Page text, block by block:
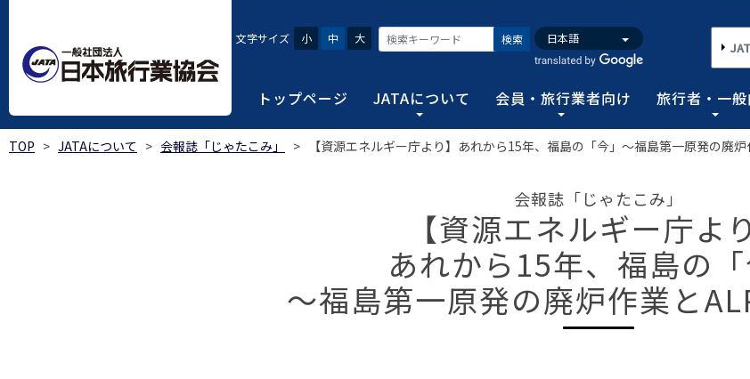
文字サイズ 小 中 大 検索
トップページ JATAについて
日本旅行業協会は、旅行需要の拡大と旅行業の健全な発展を図るとともに
り、併せて会員相互の連絡協調につとめ、旅行の促進と観光事業の発展に貢
会員に共通する利益を図る業務、社会に貢献する業務などの協会の目的を達
日本旅行業協会(JATA)の基本情報 主要活動報告
会員・旅行業者向け
当会へ入会するための手続き情報の他、旅行業登録に関する種々フォーマッ
報や消費者苦情対応報告等、旅行業法に基づく旅行会社が営業に必要な情報
観光産業共通プラットフォーム
旅行会社、官公庁・自治体・DMO 専用
のご案内
旅行全般インフォメーション
海外旅行関連情報
国内旅行関連情報
旅行者・一
旅行会社をご利用される旅行者皆さまのための情報です。旅行時のトラブル
ご相談やご利用旅行業者が倒産した際の弁済業務保証金制度等、様々なお知
安心・安全で快適な旅のための情報
安心・安全で快適な旅のための情報 一
消費者相談や弁済について
消費者相談
カスタマーハラスメントに
旅行業者等は登録の業務範囲により、営業所ごとに地域限定、国内または
以上の営業所では二名以上)選任し、旅行契約等に関する事務の管理・監督
令和8年度総合旅行業務取扱管理者試験
受験案内
試験の実施結果
過去5年間の実施結果
様々な旅行業の数字データ、JATA会員旅行会社を対象に調査した旅行動向
我が国のクルーズ等の動向について
2025年1月～12月 フライ&クルーズの
実態調査 (PDF / JATA調べ)
旅行業のデータ・トレンド
保存版 旅行統計 2026
保存版 旅行統計 2025
TOP > JATAについて > 会報誌「じゃたこみ」 > 【資源エネルギー庁より】あれから15年、福島の「今」～福島第一原発の廃
会報誌「じゃたこみ」
【資源エネルギー庁より
あれから15年、福島の「
～福島第一原発の廃炉作業と